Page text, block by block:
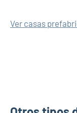
Ver casas